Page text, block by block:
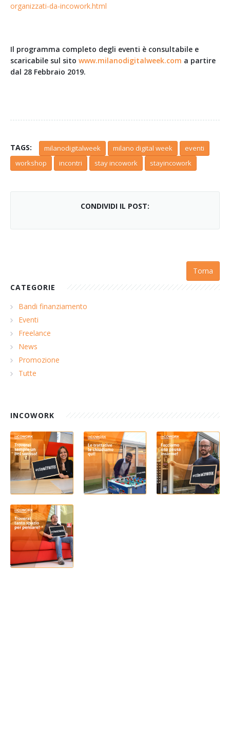
organizzati-da-incowork.html
Il programma completo degli eventi è consultabile e
scaricabile sul sito www.milanodigitalweek.com a partire
dal 28 Febbraio 2019.
TAGS: milanodigitalweek milano digital week
eventi
workshop
incontri stay incowork stayincowork
CONDIVIDI IL POST:
Torna
CATEGORIE
Bandi finanziamento
Eventi
Freelance
News
Promozione
Tutte
INCOWORK